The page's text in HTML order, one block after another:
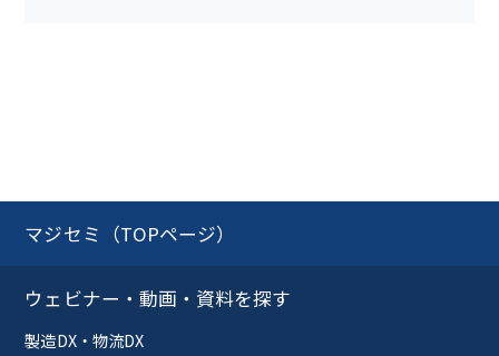
マジセミ（TOPページ）
ウェビナー・動画・資料を探す
製造DX・物流DX